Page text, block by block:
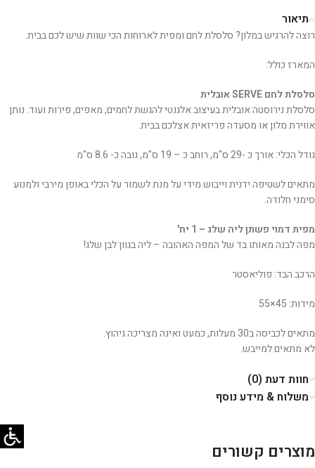
תיאור
רוצה להרגיש במלון? סלסלת לחם ומפית לארוחות הכי שוות שיש לכם בבית.
המארז כולל:
סלסלת לחם SERVE אובלית
סלסלת נירוסטה אובלית בעיצוב אלגנטי להגשת לחמים, מאפים, פירות ועוד. נותן
אווירת מלון או מסעדה פריזאית אצלכם בבית.
גודל הכלי: אורך כ -29 ס"מ, רוחב כ – 19 ס"מ, גובה כ- 8.6 ס"מ
מתאים לשטיפה ידנית וייבוש מידי על מנת לשמור על הכלי באופן מירבי ולמנוע
סימני חלודה.
מפית דמוי פשתן ליה שלג – 1 יח'
מפה לבנה מאותו בד של המפה האהובה – ליה בגוון לבן שלג!
הרכב הבד: פוליאסטר
מידות: 45×55
מתאים לכביסה ב30 מעלות, כמעט ואינה מצריכה גיהוץ.
לא מתאים למייבש.
חוות דעת (0)
משלוח & מידע נוסף
מוצרים קשורים